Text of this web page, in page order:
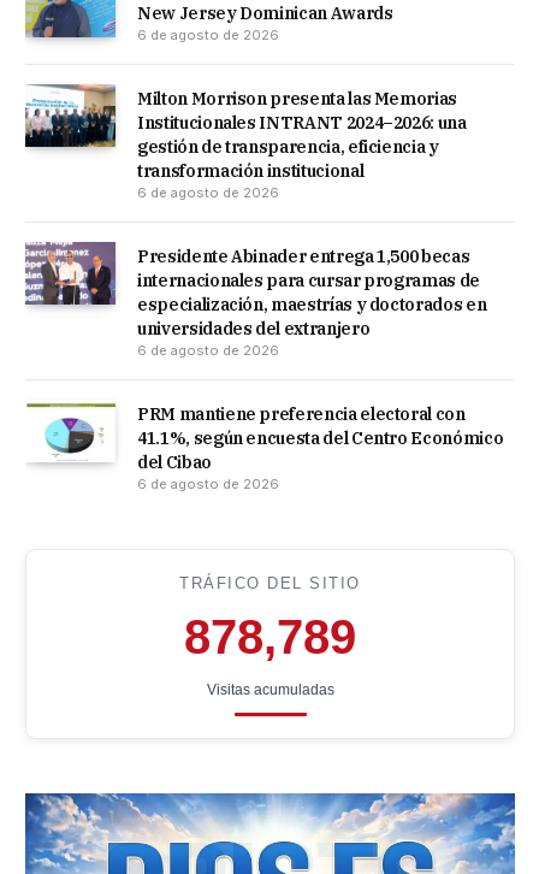
New Jersey Dominican Awards
6 de agosto de 2026
Milton Morrison presenta las Memorias
Institucionales INTRANT 2024–2026: una
gestión de transparencia, eficiencia y
transformación institucional
6 de agosto de 2026
Presidente Abinader entrega 1,500 becas
internacionales para cursar programas de
especialización, maestrías y doctorados en
universidades del extranjero
6 de agosto de 2026
PRM mantiene preferencia electoral con
41.1%, según encuesta del Centro Económico
del Cibao
6 de agosto de 2026
TRÁFICO DEL SITIO
878,789
Visitas acumuladas